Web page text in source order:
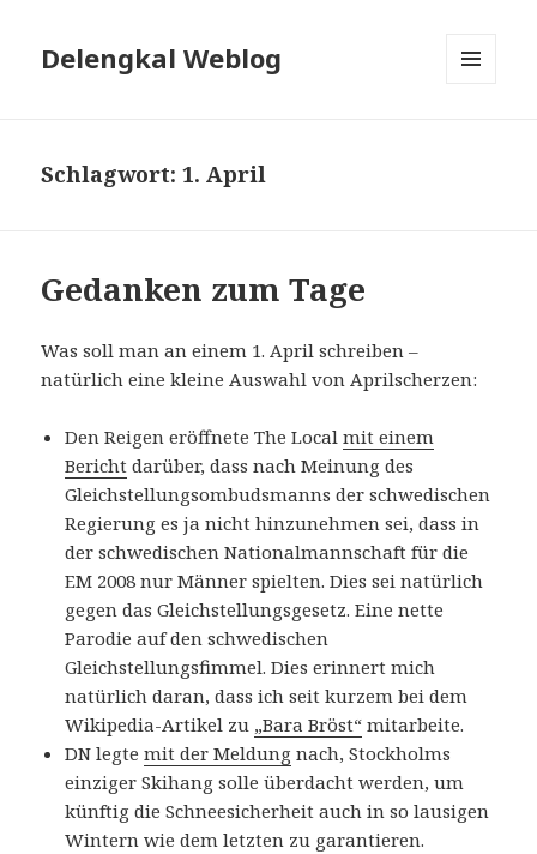
Delengkal Weblog
Schlagwort:1. April
Gedanken zum Tage
Was soll man an einem 1. April schreiben –
natürlich eine kleine Auswahl von Aprilscherzen:
Den Reigen eröffnete The Localmit einem
Bericht darüber, dass nach Meinung des
Gleichstellungsombudsmanns der schwedischen
Regierung es ja nicht hinzunehmen sei, dass in
der schwedischen Nationalmannschaft für die
EM 2008 nur Männer spielten. Dies sei natürlich
gegen das Gleichstellungsgesetz. Eine nette
Parodie auf den schwedischen
Gleichstellungsfimmel. Dies erinnert mich
natürlich daran, dass ich seit kurzem bei dem
Wikipedia-Artikel zu „Bara Bröst“ mitarbeite.
DN legtemit der Meldung nach, Stockholms
einziger Skihang solle überdacht werden, um
künftig die Schneesicherheit auch in so lausigen
Wintern wie dem letzten zu garantieren.